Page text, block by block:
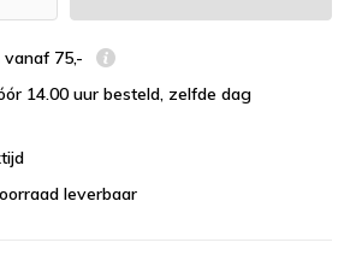
75,-
14.00 uur besteld, zelfde dag
leverbaar